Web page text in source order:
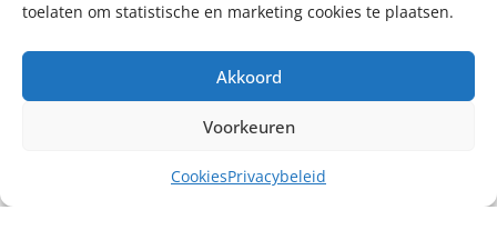
toelaten om statistische en marketing cookies te plaatsen.
Akkoord
Voorkeuren
CookiesPrivacybeleid